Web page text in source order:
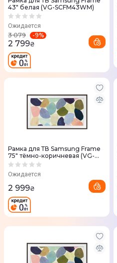
43" белая (VG-SCFM43WM)
Ожидается
3 079 -9%
2 799₴
Рамка для ТВ Samsung Frame
75" тёмно-коричневая (VG-
SCFT75BW)
Ожидается
2 999₴